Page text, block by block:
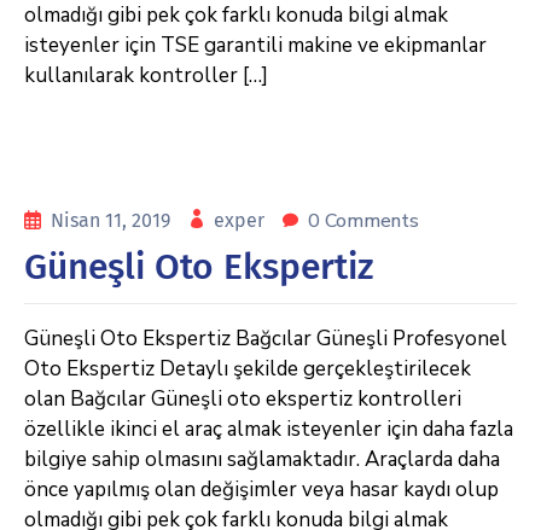
olmadığı gibi pek çok farklı konuda bilgi almak
isteyenler için TSE garantili makine ve ekipmanlar
kullanılarak kontroller […]
Nisan 11, 2019 exper 0 Comments
Güneşli Oto Ekspertiz
Güneşli Oto Ekspertiz Bağcılar Güneşli Profesyonel
Oto Ekspertiz Detaylı şekilde gerçekleştirilecek
olan Bağcılar Güneşli oto ekspertiz kontrolleri
özellikle ikinci el araç almak isteyenler için daha fazla
bilgiye sahip olmasını sağlamaktadır. Araçlarda daha
önce yapılmış olan değişimler veya hasar kaydı olup
olmadığı gibi pek çok farklı konuda bilgi almak